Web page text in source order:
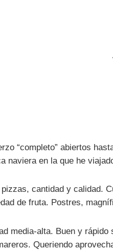
“completo” abiertos
naviera en la que he
cantidad y calidad.
de fruta. Postres,
media-alta. Buen y
Queriendo